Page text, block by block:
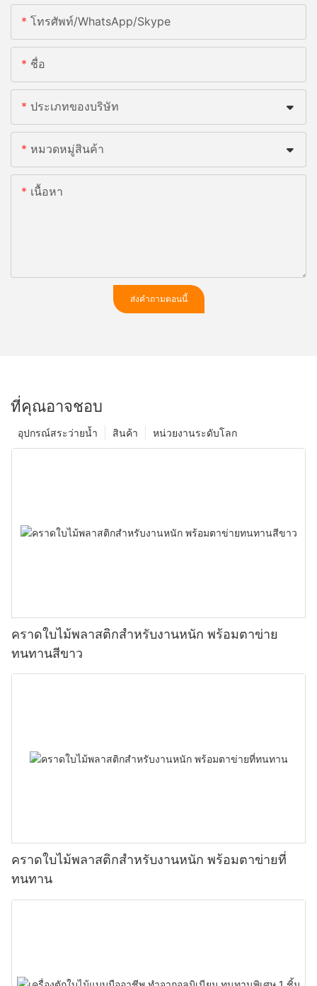
โทรศัพท์/WhatsApp/Skype
ชื่อ
ประเภทของบริษัท
หมวดหมู่สินค้า
เนื้อหา
ส่งคำถามตอนนี้
ที่คุณอาจชอบ
หน่วยงานระดับโลก
สินค้า
อุปกรณ์สระว่ายน้ำ
คราดใบไม้พลาสติกสำหรับงานหนัก พร้อมตาข่าย
ทนทานสีขาว
คราดใบไม้พลาสติกสำหรับงานหนัก พร้อมตาข่ายที่
ทนทาน